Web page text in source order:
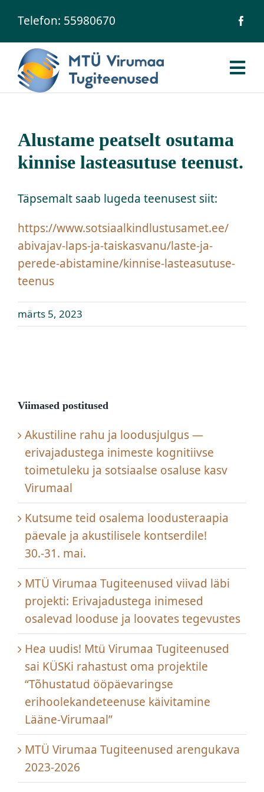
content
Telefon: 55980670
Ühingust
Teenused
Uudised
Kontakt
Alustame peatselt osutama
kinnise lasteasutuse teenust.
Täpsemalt saab lugeda teenusest siit:
https://www.sotsiaalkindlustusamet.ee/
abivajav-laps-ja-taiskasvanu/laste-ja-
perede-abistamine/kinnise-lasteasutuse-
teenus
märts 5, 2023
Viimased postitused
Akustiline rahu ja loodusjulgus —
erivajadustega inimeste kognitiivse
toimetuleku ja sotsiaalse osaluse kasv
Virumaal
Kutsume teid osalema loodusteraapia
päevale ja akustilisele kontserdile!
30.-31. mai.
MTÜ Virumaa Tugiteenused viivad läbi
projekti: Erivajadustega inimesed
osalevad looduse ja loovates tegevustes
Hea uudis! Mtü Virumaa Tugiteenused
sai KÜSKi rahastust oma projektile
“Tõhustatud ööpäevaringse
erihoolekandeteenuse käivitamine
Lääne-Virumaal”
MTÜ Virumaa Tugiteenused arengukava
2023-2026